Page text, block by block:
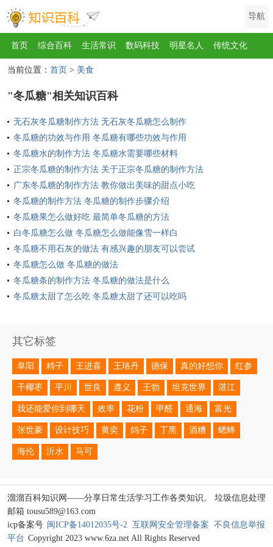
导航
首页 综合百科 生活常识 数码科技 明星名人 传统文化
互联网 健康 影视
运动 游戏 家电 地理 房产
歌曲 动物 植物
当前位置： 首页 > 美食
"冬瓜糖"相关知识百科
无石灰冬瓜糖制作方法 无石灰冬瓜糖怎么制作
冬瓜糖的功效与作用 冬瓜糖有哪些功效与作用
冬瓜糖水的制作方法 冬瓜糖水需要哪些材料
正宗冬瓜糖的制作方法 关于正宗冬瓜糖的制作方法
广东冬瓜糖的制作方法 教你做出美味的甜点小吃
冬瓜糖的制作方法 冬瓜糖的制作步骤介绍
冬瓜糖果怎么做好吃 最简单冬瓜糖的方法
白冬瓜糖怎么做 冬瓜糖怎么做能像雪一样白
冬瓜糖不用石灰的做法 有感兴趣的朋友可以尝试
冬瓜糖怎么做 冬瓜糖的做法
冬瓜糖条的制作方法 冬瓜糖的做法是什么
冬瓜糖太甜了怎么吃 冬瓜糖太甜了还可以吃吗
其它标签
阜阳 精子 王进喜 王珞丹 德保 真的好想你 红参
干椰枣 平川 世良 遵义 王勃 坦克世界 湛江
我还能爱你到哪天 效率 花粉 甲醛 通海 富光
张世豪 设计技巧 黄奕 鸽子 丁黑 酒糟 蟋蟀
海伦 沂水 马可
溜溜百科知识网——分享日常生活学习工作各类知识。 垃圾信息处理
邮箱 tousu589@163.com
icp备案号 闽ICP备14012035号-2 互联网安全管理备案 不良信息举报
平台 Copyright 2023 www.6za.net All Rights Reserved